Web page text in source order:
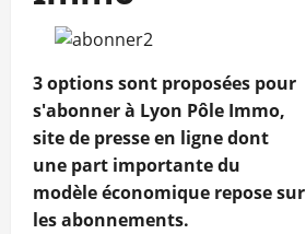
3 options sont proposées pour
s'abonner à Lyon Pôle Immo,
site de presse en ligne dont
une part importante du
modèle économique repose sur
les abonnements.